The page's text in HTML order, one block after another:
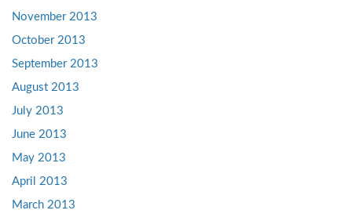
November 2013
October 2013
September 2013
August 2013
July 2013
June 2013
May 2013
April 2013
March 2013